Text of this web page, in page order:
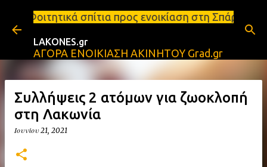
Μετάβαση στο κύριο περιεχόμενο
προς ενοικίαση στη Σπάρτη Ενοικιάσεις
LAKONES.gr
ΑΓΟΡΑ ΕΝΟΙΚΙΑΣΗ ΑΚΙΝΗΤΟΥ Grad.gr
Συλλήψεις 2 ατόμων για ζωοκλοπή
στη Λακωνία
Ιουνίου 21, 2021